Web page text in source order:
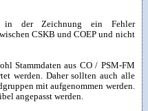
der Zeichnung ein Fehler
CSKB und COEP und nicht
Stammdaten aus CO / PSM-FM
werden. Daher sollten auch alle
mit aufgenommen werden.
angepasst werden.